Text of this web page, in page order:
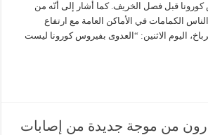
قبل فصل الخريف. كما أشار إلى أنّه من
الكمامات في الأماكن العامة مع ارتفاع
اليوم الاثنين: “العدوى بفيروس كورونا ليست
من موجة جديدة من إصابات